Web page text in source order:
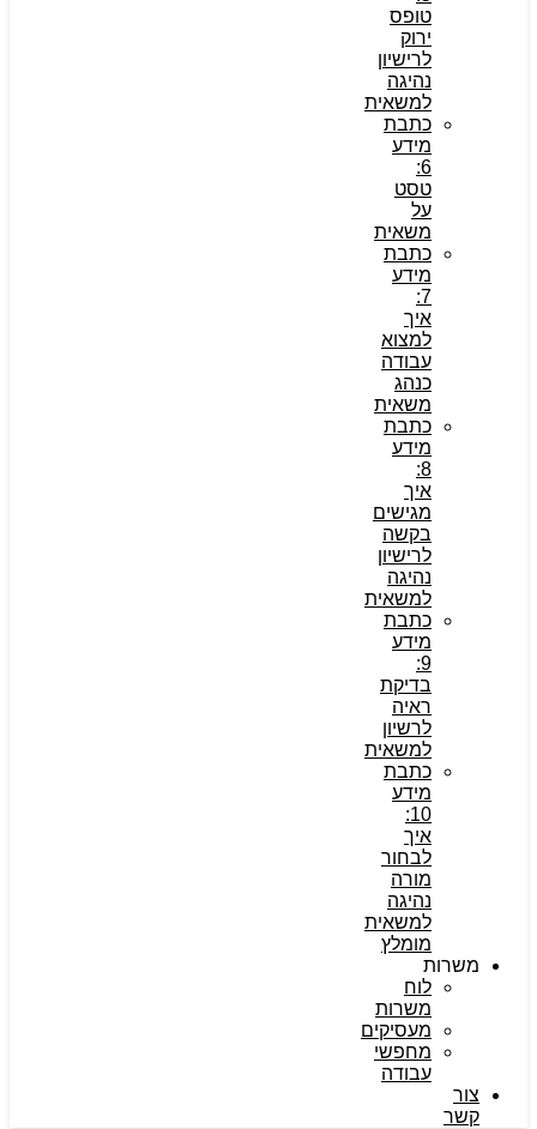
טופס
ירוק
לרישיון
נהיגה
למשאית
כתבת
מידע
6:
טסט
על
משאית
כתבת
מידע
7:
איך
למצוא
עבודה
כנהג
משאית
כתבת
מידע
8:
איך
מגישים
בקשה
לרישיון
נהיגה
למשאית
כתבת
מידע
9:
בדיקת
ראיה
לרשיון
למשאית
כתבת
מידע
10:
איך
לבחור
מורה
נהיגה
למשאית
מומלץ
משרות
לוח
משרות
מעסיקים
מחפשי
עבודה
צור
קשר